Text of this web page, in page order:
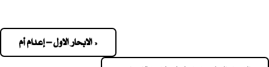
« الابحار الاول – إعدام أم